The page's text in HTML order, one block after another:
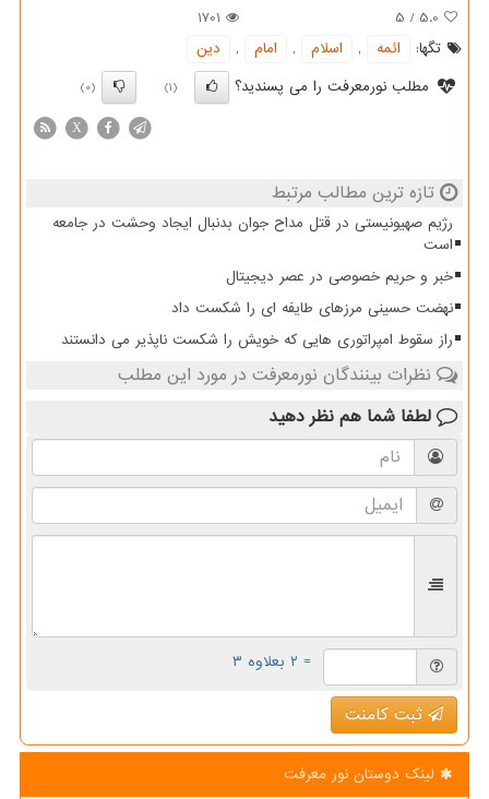
5.0
/
5
1701
تگها:
ائمه , اسلام , امام ,
دین
مطلب نورمعرفت را می پسندید؟
(1)
(0)
X
تازه ترین مطالب مرتبط
رژیم صهیونیستی در قتل مداح جوان بدنبال ایجاد وحشت در جامعه
است
خبر و حریم خصوصی در عصر دیجیتال
نهضت حسینی مرزهای طایفه ای را شکست داد
راز سقوط امپراتوری هایی که خویش را شکست ناپذیر می دانستند
نظرات بینندگان نورمعرفت در مورد این مطلب
لطفا شما هم نظر دهید
= ۲ بعلاوه ۳
ثبت کامنت
لینک دوستان نور معرفت